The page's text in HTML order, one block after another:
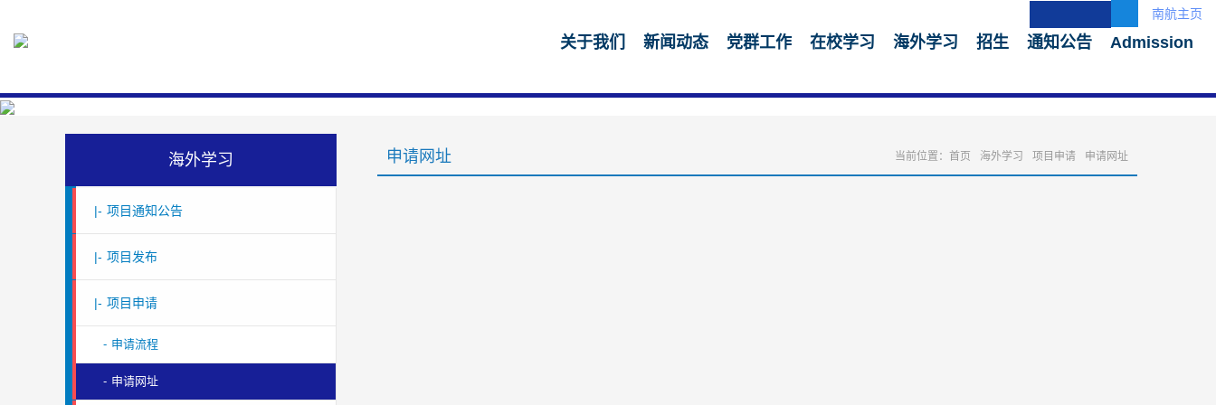
南航主页
关于我们 新闻动态 党群工作 在校学习 海外学习 招生 通知公告 Admission
海外学习
|- 项目通知公告
|- 项目发布
|- 项目申请
- 申请流程
- 申请网址
申请网址 当前位置： 首页 海外学习 项目申请 申请网址